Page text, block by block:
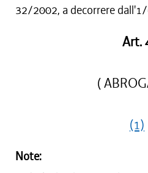
32/2002, a decorrere
Art.
(
(1)
Note: